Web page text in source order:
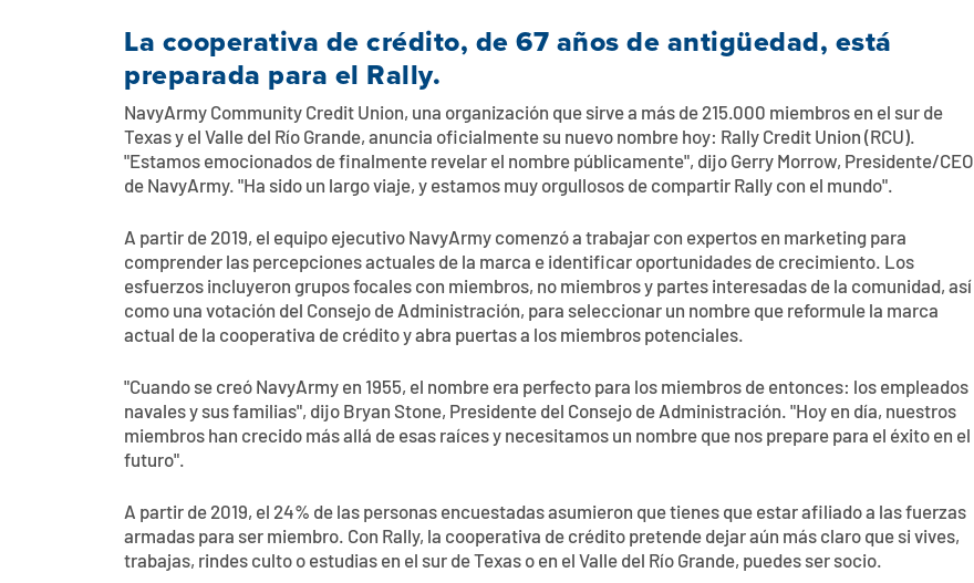
La cooperativa de crédito, de 67 años de antigüedad, está
preparada para el Rally.
NavyArmy Community Credit Union, una organización que sirve a más de 215.000 miembros en el sur de
Texas y el Valle del Río Grande, anuncia oficialmente su nuevo nombre hoy: Rally Credit Union (RCU).
"Estamos emocionados de finalmente revelar el nombre públicamente", dijo Gerry Morrow, Presidente/CEO
de NavyArmy. "Ha sido un largo viaje, y estamos muy orgullosos de compartir Rally con el mundo".
A partir de 2019, el equipo ejecutivo NavyArmy comenzó a trabajar con expertos en marketing para
comprender las percepciones actuales de la marca e identificar oportunidades de crecimiento. Los
esfuerzos incluyeron grupos focales con miembros, no miembros y partes interesadas de la comunidad, así
como una votación del Consejo de Administración, para seleccionar un nombre que reformule la marca
actual de la cooperativa de crédito y abra puertas a los miembros potenciales.
"Cuando se creó NavyArmy en 1955, el nombre era perfecto para los miembros de entonces: los empleados
navales y sus familias", dijo Bryan Stone, Presidente del Consejo de Administración. "Hoy en día, nuestros
miembros han crecido más allá de esas raíces y necesitamos un nombre que nos prepare para el éxito en el
futuro".
A partir de 2019, el 24% de las personas encuestadas asumieron que tienes que estar afiliado a las fuerzas
armadas para ser miembro. Con Rally, la cooperativa de crédito pretende dejar aún más claro que si vives,
trabajas, rindes culto o estudias en el sur de Texas o en el Valle del Río Grande, puedes ser socio.